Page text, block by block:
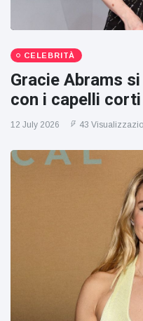
CELEBRITÀ
Gracie Abrams
con i capelli corti
12 July 2026 43